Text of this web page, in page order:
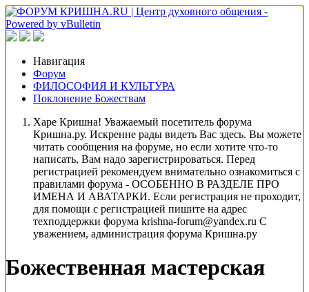
Навигация
Форум
ФИЛОСОФИЯ И КУЛЬТУРА
Поклонение Божествам
Харе Кришна! Уважаемый посетитель форума
Кришна.ру. Искренне рады видеть Вас здесь. Вы можете
читать сообщения на форуме, но если хотите что-то
написать, Вам надо зарегистрироваться. Перед
регистрацией рекомендуем внимательно ознакомиться с
правилами форума - ОСОБЕННО В РАЗДЕЛЕ ПРО
ИМЕНА И АВАТАРКИ. Если регистрация не проходит,
для помощи с регистрацией пишите на адрес
техподдержки форума krishna-forum@yandex.ru С
уважением, администрация форума Кришна.ру
Божественная мастерская